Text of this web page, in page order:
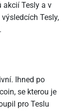
akcií Tesly a v
Tesly,
Ihned po
se kterou je
pro Teslu